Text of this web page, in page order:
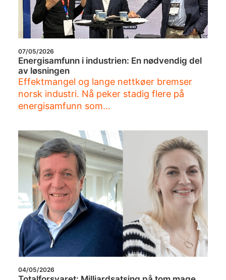
07/05/2026
Energisamfunn i industrien: En nødvendig del
av løsningen
Effektmangel og lange nettkøer bremser
norsk industri. Nå peker stadig flere på
energisamfunn som…
04/05/2026